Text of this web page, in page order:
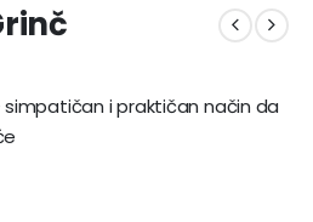
i praktičan način da